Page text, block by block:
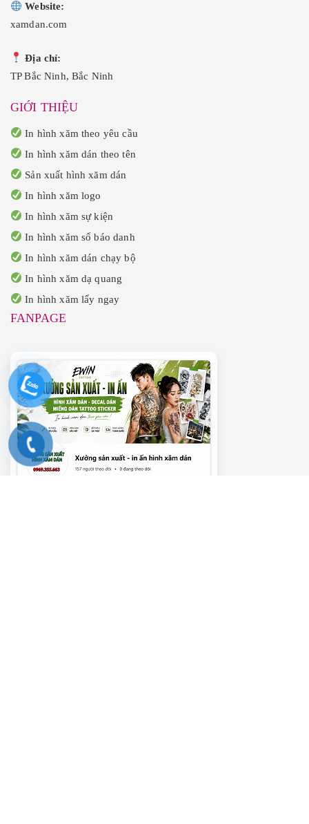
Website:
xamdan.com
Địa chỉ:
TP Bắc Ninh, Bắc Ninh
GIỚI THIỆU
In hình xăm theo yêu cầu
In hình xăm dán theo tên
Sản xuất hình xăm dán
In hình xăm logo
In hình xăm sự kiện
In hình xăm số báo danh
In hình xăm dán chạy bộ
In hình xăm dạ quang
In hình xăm lấy ngay
FANPAGE